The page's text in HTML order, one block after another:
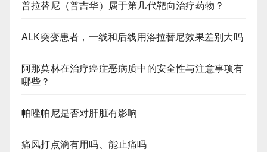
普拉替尼（普吉华）属于第几代靶向治疗药物？
ALK突变患者，一线和后线用洛拉替尼效果差别大吗
阿那莫林在治疗癌症恶病质中的安全性与注意事项有
哪些？
帕唑帕尼是否对肝脏有影响
痛风打点滴有用吗、能止痛吗